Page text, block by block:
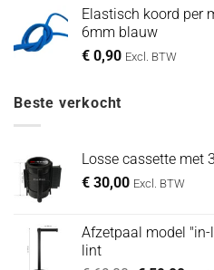
Elastisch koord per
6mm blauw
€ 0,90 Excl. BTW
Beste verkocht
Losse cassette met
€ 30,00 Excl. BTW
Afzetpaal model
lint